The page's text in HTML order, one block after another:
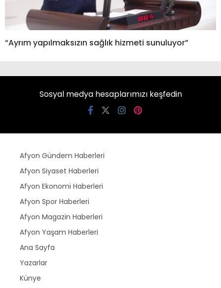
“Ayrım yapılmaksızın sağlık hizmeti sunuluyor”
Sosyal medya hesaplarımızı keşfedin
Afyon Gündem Haberleri
Afyon Siyaset Haberleri
Afyon Ekonomi Haberleri
Afyon Spor Haberleri
Afyon Magazin Haberleri
Afyon Yaşam Haberleri
Ana Sayfa
Yazarlar
Künye